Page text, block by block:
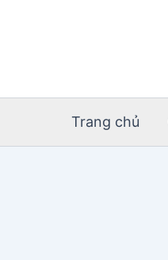
Trang chủ